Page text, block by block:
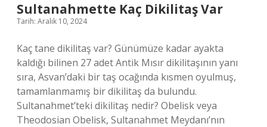
Sultanahmette Kaç Dikilitaş Var
Tarih: Aralık 10, 2024
Kaç tane dikilitaş var? Günümüze kadar ayakta
kaldığı bilinen 27 adet Antik Mısır dikilitaşının yanı
sıra, Asvan’daki bir taş ocağında kısmen oyulmuş,
tamamlanmamış bir dikilitaş da bulundu.
Sultanahmet’teki dikilitaş nedir? Obelisk veya
Theodosian Obelisk, Sultanahmet Meydanı’nın